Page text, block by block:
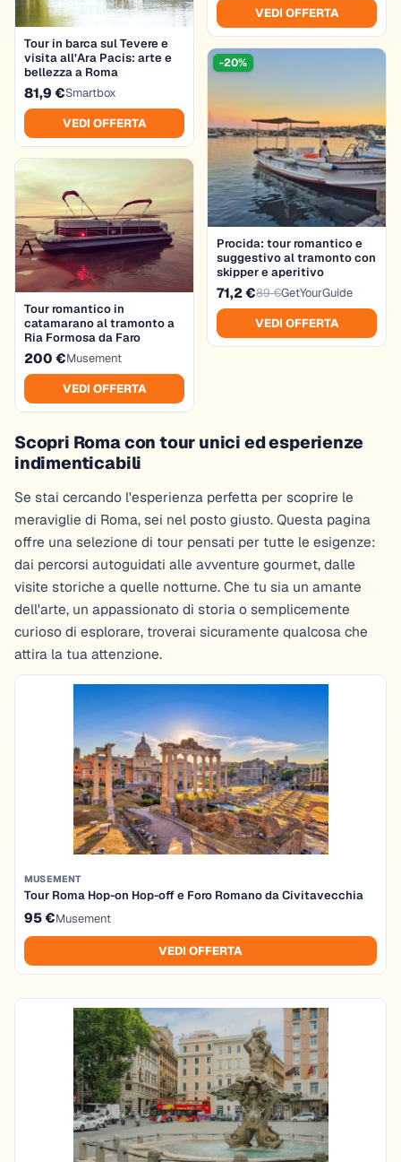
Tour in barca sul Tevere e
visita all’Ara Pacis: arte e
bellezza a Roma
81,9 €Smartbox
VEDI OFFERTA
Tour romantico in
catamarano al tramonto a
Ria Formosa da Faro
200 €Musement
VEDI OFFERTA
VEDI OFFERTA
-20%
Procida: tour romantico e
suggestivo al tramonto con
skipper e aperitivo
71,2 €89 €GetYourGuide
VEDI OFFERTA
Scopri Roma con tour unici ed esperienze
indimenticabili
Se stai cercando l'esperienza perfetta per scoprire le
meraviglie di Roma, sei nel posto giusto. Questa pagina
offre una selezione di tour pensati per tutte le esigenze:
dai percorsi autoguidati alle avventure gourmet, dalle
visite storiche a quelle notturne. Che tu sia un amante
dell'arte, un appassionato di storia o semplicemente
curioso di esplorare, troverai sicuramente qualcosa che
attira la tua attenzione.
MUSEMENT
Tour Roma Hop-on Hop-off e Foro Romano da Civitavecchia
95 €Musement
VEDI OFFERTA